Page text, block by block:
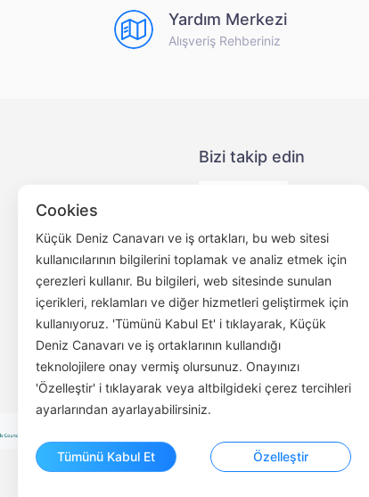
Yardım Merkezi
Alışveriş Rehberiniz
Bizi takip edin
WeChat Halk Hesabı
Cookies
Küçük Deniz Canavarı ve iş ortakları, bu web sitesi
kullanıcılarının bilgilerini toplamak ve analiz etmek için
çerezleri kullanır. Bu bilgileri, web sitesinde sunulan
içerikleri, reklamları ve diğer hizmetleri geliştirmek için
kullanıyoruz. 'Tümünü Kabul Et' i tıklayarak, Küçük
Deniz Canavarı ve iş ortaklarının kullandığı
teknolojilere onay vermiş olursunuz. Onayınızı
'Özelleştir' i tıklayarak veya altbilgideki çerez tercihleri
ayarlarından ayarlayabilirsiniz.
Tümünü Kabul Et Özelleştir